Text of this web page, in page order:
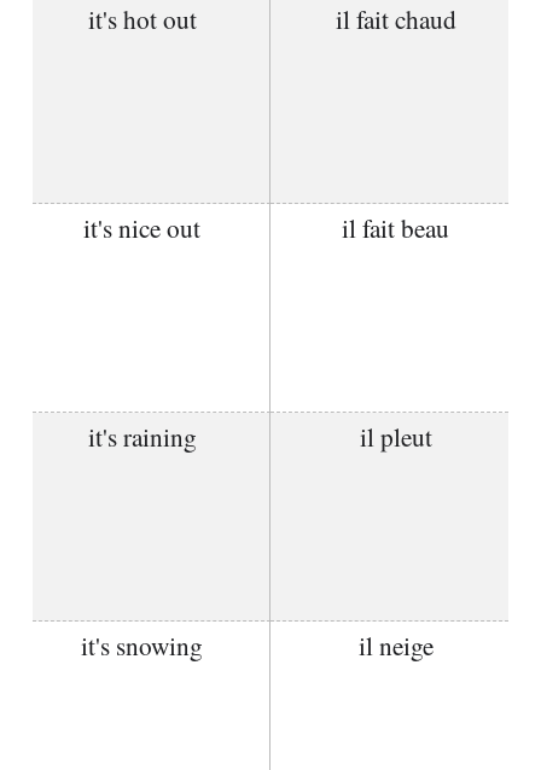
it's hot out il fait chaud
it's nice out il fait beau
it's raining il pleut
it's snowing il neige